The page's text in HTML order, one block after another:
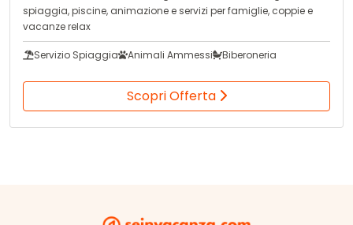
spiaggia, piscine, animazione e servizi per famiglie, coppie e
vacanze relax
Servizio Spiaggia Animali Ammessi Biberoneria
Scopri Offerta